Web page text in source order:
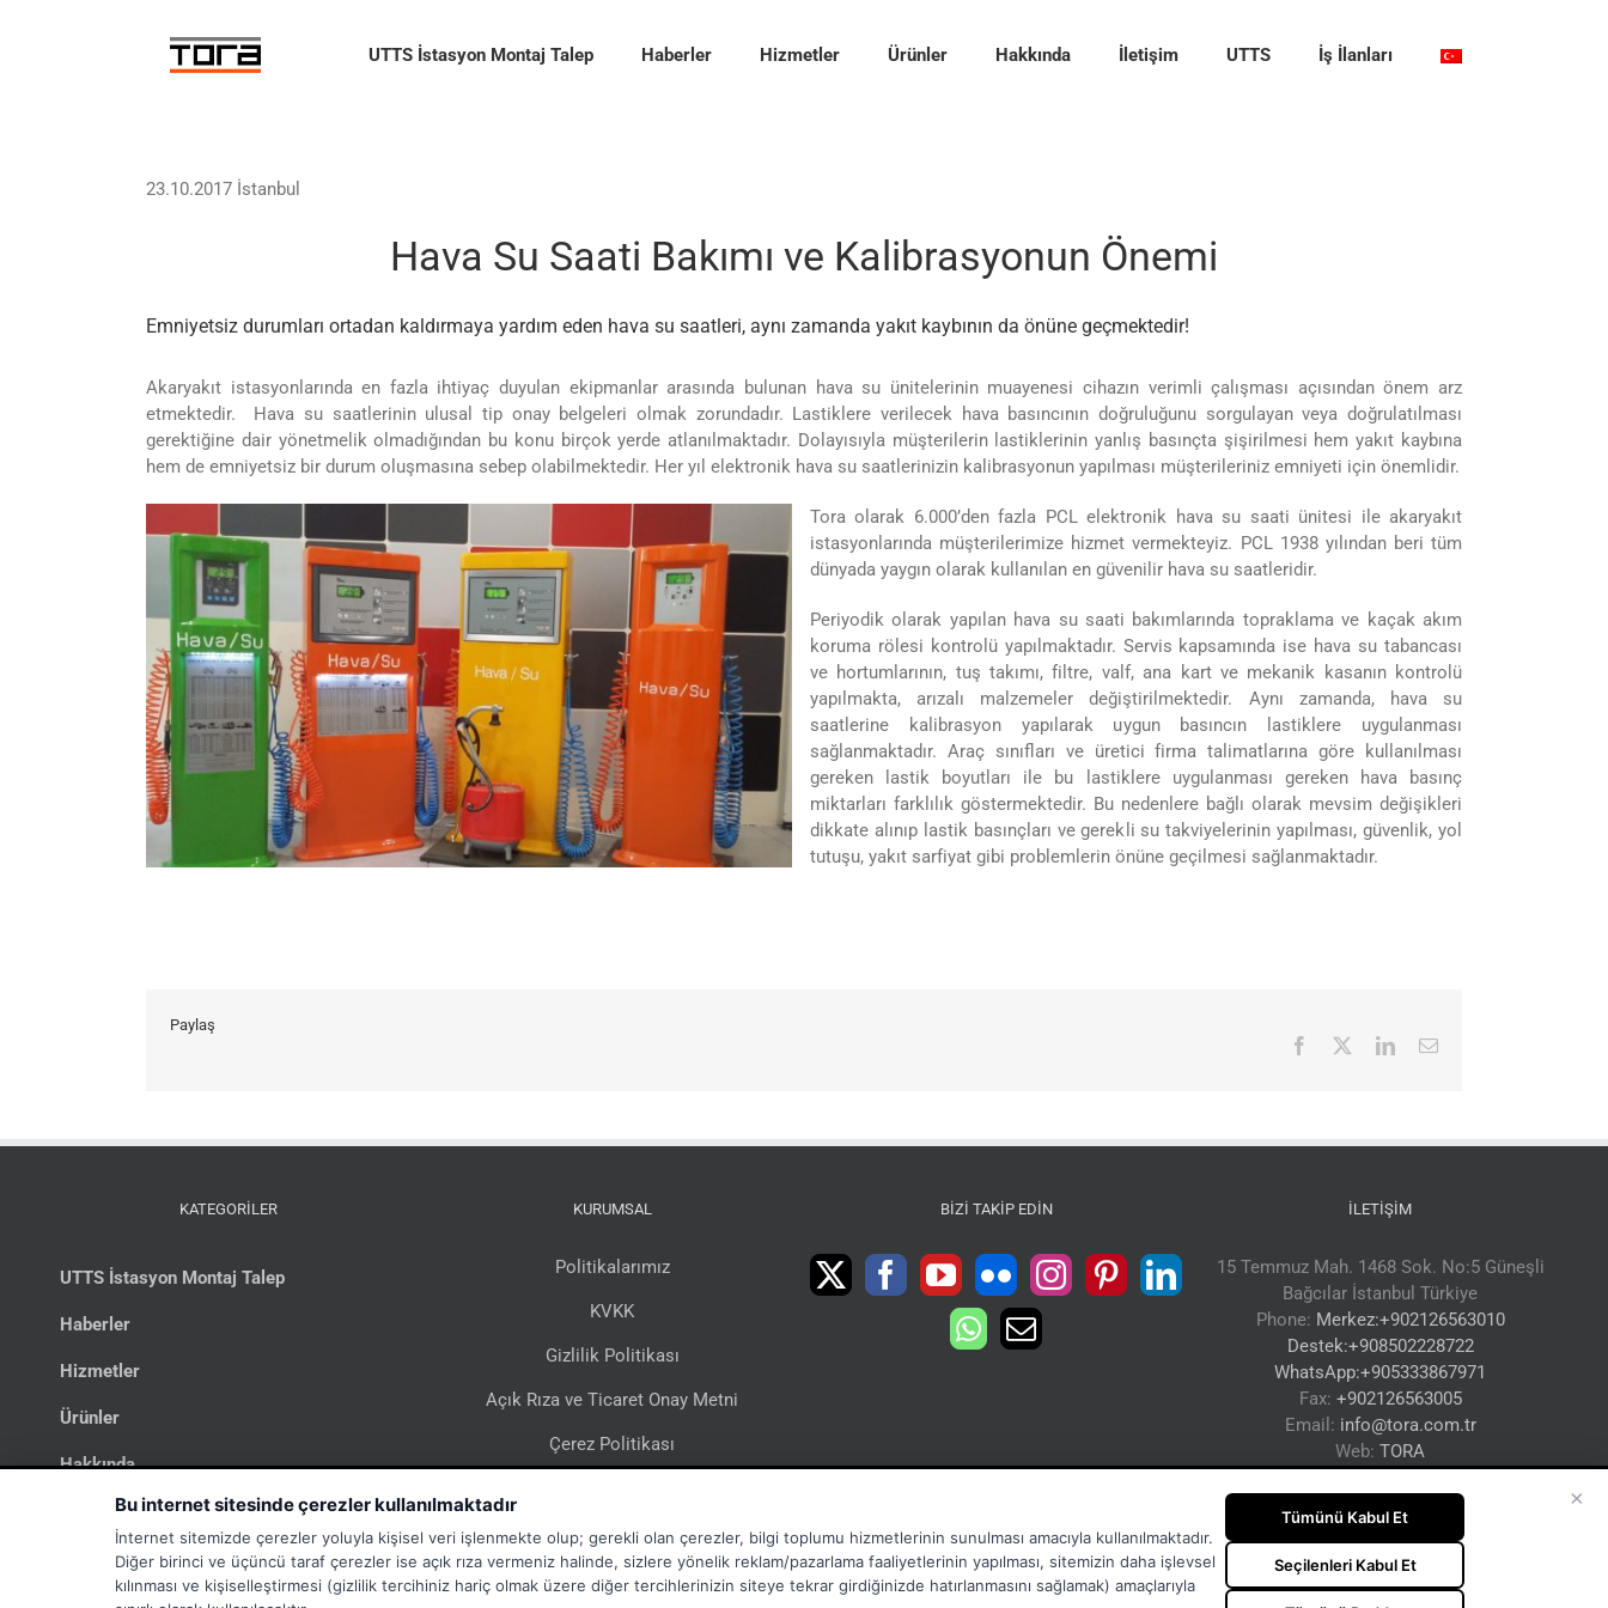
UTTS İstasyon Montaj Talep Haberler Hizmetler Ürünler Hakkında İletişim UTTS İş İlanları
23.10.2017 İstanbul
Hava Su Saati Bakımı ve Kalibrasyonun Önemi
Emniyetsiz durumları ortadan kaldırmaya yardım eden hava su saatleri, aynı zamanda yakıt kaybının da önüne geçmektedir!
Akaryakıt istasyonlarında en fazla ihtiyaç duyulan ekipmanlar arasında bulunan hava su ünitelerinin muayenesi cihazın verimli çalışması açısından önem arz
etmektedir. Hava su saatlerinin ulusal tip onay belgeleri olmak zorundadır. Lastiklere verilecek hava basıncının doğruluğunu sorgulayan veya doğrulatılması
gerektiğine dair yönetmelik olmadığından bu konu birçok yerde atlanılmaktadır. Dolayısıyla müşterilerin lastiklerinin yanlış basınçta şişirilmesi hem yakıt kaybına
hem de emniyetsiz bir durum oluşmasına sebep olabilmektedir. Her yıl elektronik hava su saatlerinizin kalibrasyonun yapılması müşterileriniz emniyeti için önemlidir.
Tora olarak 6.000’den fazla PCL elektronik hava su saati ünitesi ile akaryakıt
istasyonlarında müşterilerimize hizmet vermekteyiz. PCL 1938 yılından beri tüm
dünyada yaygın olarak kullanılan en güvenilir hava su saatleridir.
Periyodik olarak yapılan hava su saati bakımlarında topraklama ve kaçak akım
koruma rölesi kontrolü yapılmaktadır. Servis kapsamında ise hava su tabancası
ve hortumlarının, tuş takımı, filtre, valf, ana kart ve mekanik kasanın kontrolü
yapılmakta, arızalı malzemeler değiştirilmektedir. Aynı zamanda, hava su
saatlerine kalibrasyon yapılarak uygun basıncın lastiklere uygulanması
sağlanmaktadır. Araç sınıfları ve üretici firma talimatlarına göre kullanılması
gereken lastik boyutları ile bu lastiklere uygulanması gereken hava basınç
miktarları farklılık göstermektedir. Bu nedenlere bağlı olarak mevsim değişikleri
dikkate alınıp lastik basınçları ve gerekli su takviyelerinin yapılması, güvenlik, yol
tutuşu, yakıt sarfiyat gibi problemlerin önüne geçilmesi sağlanmaktadır.
Paylaş
Facebook LinkedIn
E-
KATEGORİLER
UTTS İstasyon Montaj Talep
Haberler
Hizmetler
Ürünler
Hakkında
İletişim
KURUMSAL
Politikalarımız
KVKK
Gizlilik Politikası
Açık Rıza ve Ticaret Onay Metni
Çerez Politikası
Sertifikalarımız
BIZI TAKIP EDIN İLETIŞIM
15 Temmuz Mah. 1468 Sok. No:5 Güneşli
Bağcılar İstanbul Türkiye
Phone: Merkez:+902126563010
Destek:+908502228722
WhatsApp:+905333867971
Fax: +902126563005
Email: info@tora.com.tr
Web: TORA
×
Bu internet sitesinde çerezler kullanılmaktadır
İnternet sitemizde çerezler yoluyla kişisel veri işlenmekte olup; gerekli olan çerezler, bilgi toplumu hizmetlerinin sunulması amacıyla kullanılmaktadır.
Diğer birinci ve üçüncü taraf çerezler ise açık rıza vermeniz halinde, sizlere yönelik reklam/pazarlama faaliyetlerinin yapılması, sitemizin daha işlevsel
kılınması ve kişiselleştirmesi (gizlilik tercihiniz hariç olmak üzere diğer tercihlerinizin siteye tekrar girdiğinizde hatırlanmasını sağlamak) amaçlarıyla
Tümünü Kabul Et
Seçilenleri Kabul Et